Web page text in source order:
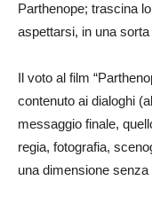
Parthenope; trascina
aspettarsi, in una
Il voto al film
contenuto ai dialoghi
messaggio finale,
regia, fotografia,
una dimensione